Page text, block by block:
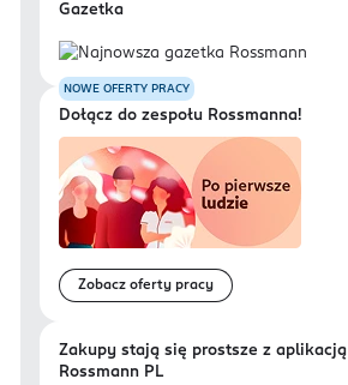
Gazetka
NOWE OFERTY PRACY
Dołącz do zespołu Rossmanna!
Zobacz oferty pracy
Zakupy stają się prostsze z aplikacją
Rossmann PL